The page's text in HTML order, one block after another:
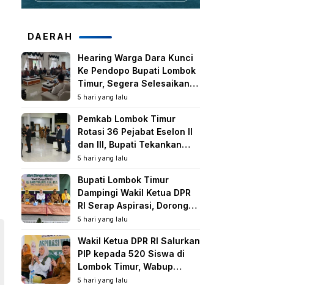
DAERAH
Hearing Warga Dara Kunci
Ke Pendopo Bupati Lombok
Timur, Segera Selesaikan
Konflik Agraria Eks HGU
Tanjung Kenanga
5 hari yang lalu
Pemkab Lombok Timur
Rotasi 36 Pejabat Eselon II
dan III, Bupati Tekankan
Peningkatan Kinerja dan
Pelayanan Publik
5 hari yang lalu
Bupati Lombok Timur
Dampingi Wakil Ketua DPR
RI Serap Aspirasi, Dorong
Program Strategis untuk
Kesejahteraan Masyarakat
5 hari yang lalu
Wakil Ketua DPR RI Salurkan
PIP kepada 520 Siswa di
Lombok Timur, Wabup
Tekankan Pentingnya
5 hari yang lalu